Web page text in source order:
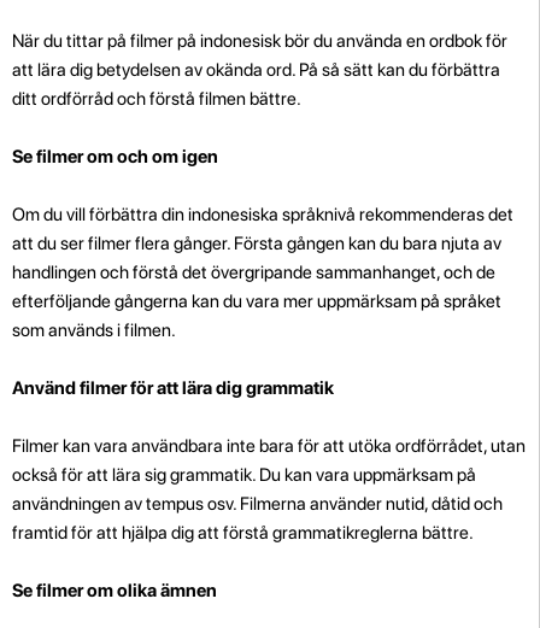
När du tittar på filmer på indonesisk bör du använda en ordbok för
att lära dig betydelsen av okända ord. På så sätt kan du förbättra
ditt ordförråd och förstå filmen bättre.
Se filmer om och om igen
Om du vill förbättra din indonesiska språknivå rekommenderas det
att du ser filmer flera gånger. Första gången kan du bara njuta av
handlingen och förstå det övergripande sammanhanget, och de
efterföljande gångerna kan du vara mer uppmärksam på språket
som används i filmen.
Använd filmer för att lära dig grammatik
Filmer kan vara användbara inte bara för att utöka ordförrådet, utan
också för att lära sig grammatik. Du kan vara uppmärksam på
användningen av tempus osv. Filmerna använder nutid, dåtid och
framtid för att hjälpa dig att förstå grammatikreglerna bättre.
Se filmer om olika ämnen